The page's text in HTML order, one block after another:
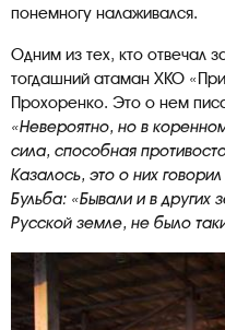
понемногу налаживался.
Одним из тех, кто отвечал
тогдашний атаман ХКО
Прохоренко. Это о нем
«Невероятно, но в
сила, способная
Казалось, это о них
Бульба: «Бывали и в других
Русской земле, не было